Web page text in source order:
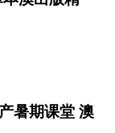
暑期课堂 澳